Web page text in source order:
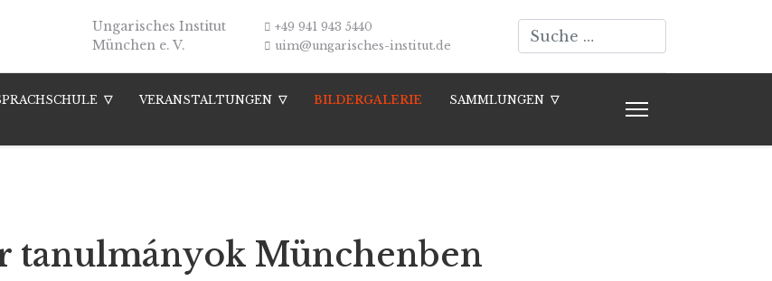
Ungarisches Institut
München e. V.
+49 941 943 5440
uim@ungarisches-institut.de
Suchen
VERANSTALTUNGEN BILDERGALERIE
SAMMLUNGEN
tanulmányok Münchenben